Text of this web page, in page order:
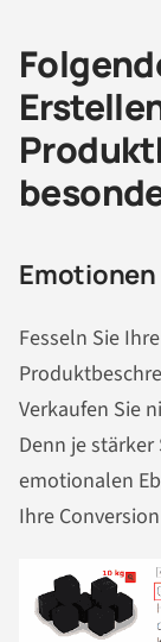
Fesseln Sie
Verkaufen Sie
Denn je
emotionalen
Ihre